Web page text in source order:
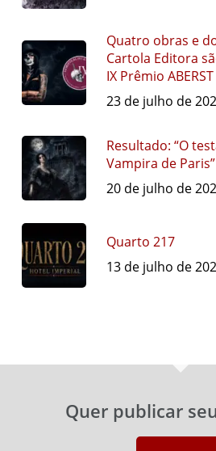
Quatro obras e
Cartola Editora
IX Prêmio ABERST
23 de julho de
Resultado: “O
Vampira de Paris”
20 de julho de
Quarto 217
13 de julho de
Quer publicar